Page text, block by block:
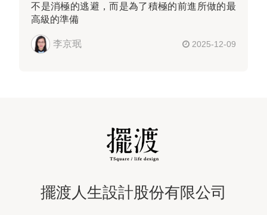
不是消極的逃避，而是為了積極的前進所做的最
高級的準備
李京珉 2025-12-09
擺渡人生設計股份有限公司